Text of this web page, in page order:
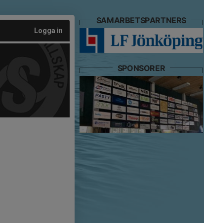
Logga in
SAMARBETSPARTNERS
SPONSORER